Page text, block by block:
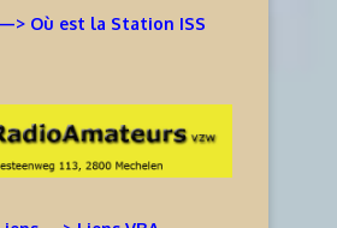
Où est la Station ISS